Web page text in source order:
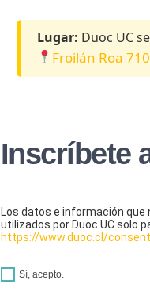
Lugar: Duoc UC
Froilán Roa
Inscríbete
Los datos e información que
utilizados por Duoc UC solo
https://www.duoc.cl/
Sí, acepto.